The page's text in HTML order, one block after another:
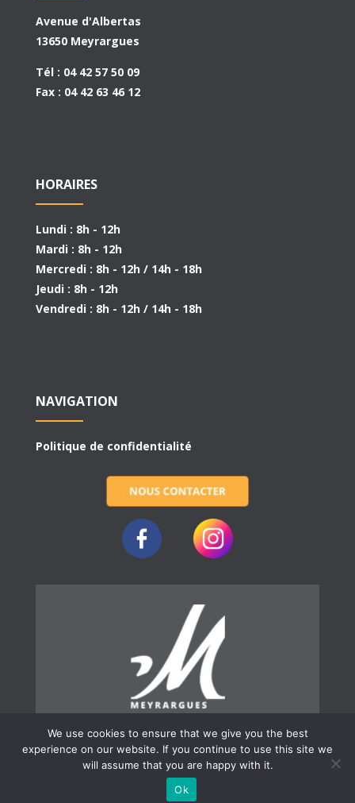
Avenue d'Albertas
13650 Meyrargues
Tél : 04 42 57 50 09
Fax : 04 42 63 46 12
HORAIRES
Lundi : 8h - 12h
Mardi : 8h - 12h
Mercredi : 8h - 12h / 14h - 18h
Jeudi : 8h - 12h
Vendredi : 8h - 12h / 14h - 18h
NAVIGATION
Politique de confidentialité
© 2019 | Ville de Meyrargues
We use cookies to ensure that we give you the best
experience on our website. If you continue to use this site we
will assume that you are happy with it.
Ok